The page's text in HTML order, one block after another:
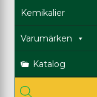
Kemikalier
Varumärken
Katalog